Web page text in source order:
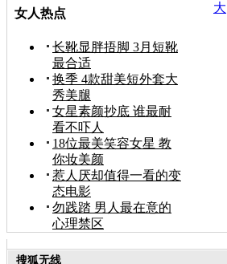
大
女人热点
长靴显胖捂脚 3月短靴
最合适
换季 4款甜美短外套大
秀美腿
女星素颜抄底 谁最耐
看不吓人
18位最美笑容女星 教
你妆美颜
惹人厌却值得一看的变
态电影
勿践踏 男人最在意的
心理禁区
搜狐无线